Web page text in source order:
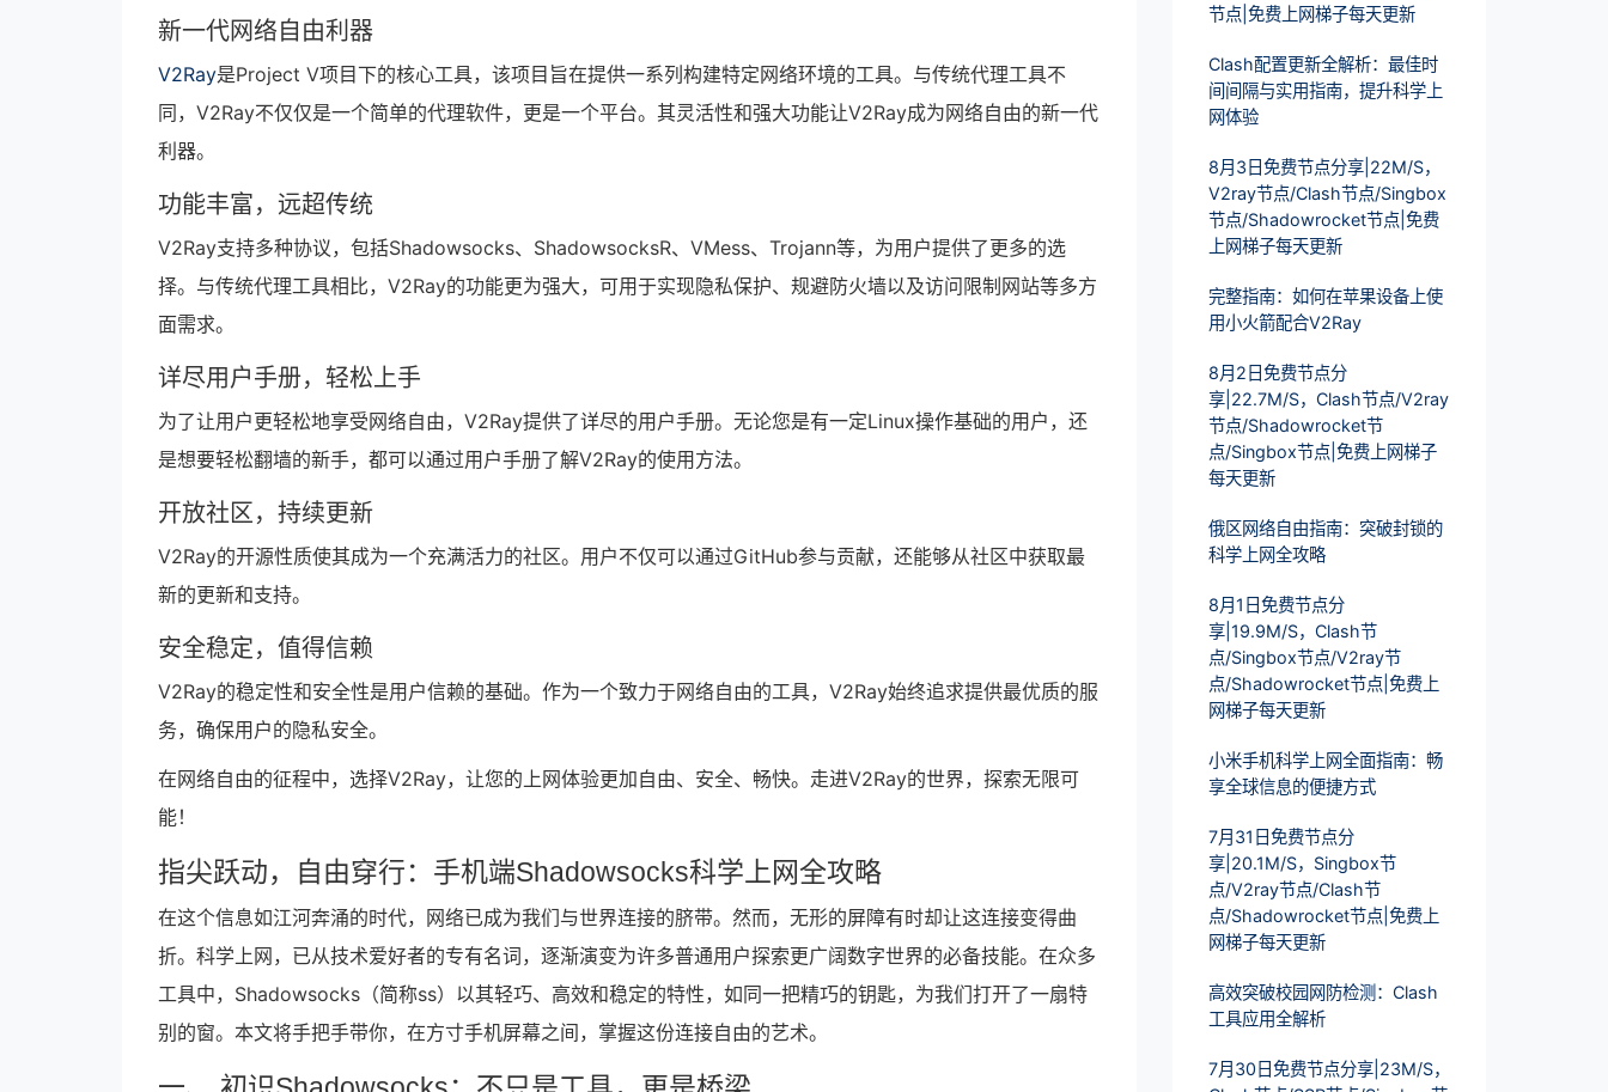
新一代网络自由利器
V2Ray是Project V项目下的核心工具，该项目旨在提供一系列构建特定网络环境的工具。与传统代理工具不
同，V2Ray不仅仅是一个简单的代理软件，更是一个平台。其灵活性和强大功能让V2Ray成为网络自由的新一代
利器。
功能丰富，远超传统
V2Ray支持多种协议，包括Shadowsocks、ShadowsocksR、VMess、Trojann等，为用户提供了更多的选
择。与传统代理工具相比，V2Ray的功能更为强大，可用于实现隐私保护、规避防火墙以及访问限制网站等多方
面需求。
详尽用户手册，轻松上手
为了让用户更轻松地享受网络自由，V2Ray提供了详尽的用户手册。无论您是有一定Linux操作基础的用户，还
是想要轻松翻墙的新手，都可以通过用户手册了解V2Ray的使用方法。
开放社区，持续更新
V2Ray的开源性质使其成为一个充满活力的社区。用户不仅可以通过GitHub参与贡献，还能够从社区中获取最
新的更新和支持。
安全稳定，值得信赖
V2Ray的稳定性和安全性是用户信赖的基础。作为一个致力于网络自由的工具，V2Ray始终追求提供最优质的服
务，确保用户的隐私安全。
在网络自由的征程中，选择V2Ray，让您的上网体验更加自由、安全、畅快。走进V2Ray的世界，探索无限可
能！
指尖跃动，自由穿行：手机端Shadowsocks科学上网全攻略
在这个信息如江河奔涌的时代，网络已成为我们与世界连接的脐带。然而，无形的屏障有时却让这连接变得曲
折。科学上网，已从技术爱好者的专有名词，逐渐演变为许多普通用户探索更广阔数字世界的必备技能。在众多
工具中，Shadowsocks（简称ss）以其轻巧、高效和稳定的特性，如同一把精巧的钥匙，为我们打开了一扇特
别的窗。本文将手把手带你，在方寸手机屏幕之间，掌握这份连接自由的艺术。
节点|免费上网梯子每天更新
Clash配置更新全解析：最佳时
间间隔与实用指南，提升科学上
网体验
8月3日免费节点分享|22M/S，
V2ray节点/Clash节点/Singbox
节点/Shadowrocket节点|免费
上网梯子每天更新
完整指南：如何在苹果设备上使
用小火箭配合V2Ray
8月2日免费节点分
享|22.7M/S，Clash节点/V2ray
节点/Shadowrocket节
点/Singbox节点|免费上网梯子
每天更新
俄区网络自由指南：突破封锁的
科学上网全攻略
8月1日免费节点分
享|19.9M/S，Clash节
点/Singbox节点/V2ray节
点/Shadowrocket节点|免费上
网梯子每天更新
小米手机科学上网全面指南：畅
享全球信息的便捷方式
7月31日免费节点分
享|20.1M/S，Singbox节
点/V2ray节点/Clash节
点/Shadowrocket节点|免费上
网梯子每天更新
高效突破校园网防检测：Clash
工具应用全解析
7月30日免费节点分享|23M/S，